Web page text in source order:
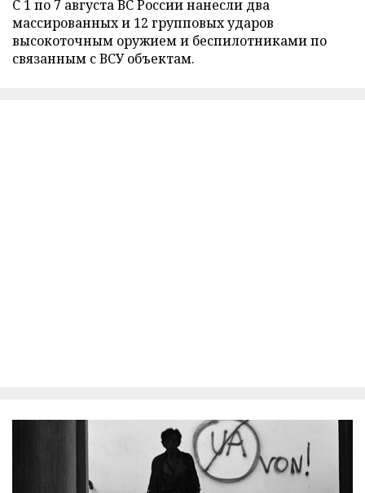
С 1 по 7 августа ВС России нанесли два
массированных и 12 групповых ударов
высокоточным оружием и беспилотниками по
связанным с ВСУ объектам.